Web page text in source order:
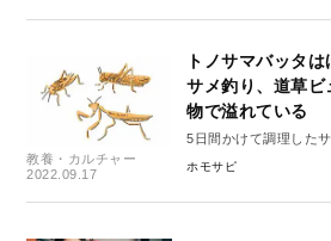
教養・カルチャー
2022.09.17
トノサマバッタ
サメ釣り、道草
物で溢れている
5日間かけて調理した
ホモサピ